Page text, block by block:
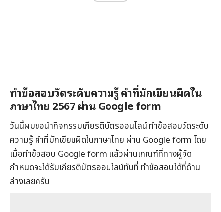
ทำข้อสอบวัดระดับความรู้ คำที่มักเขียนผิดใน
ภาษาไทย 2567 ผ่าน Google form
วันนี้ผมขอนำกิจกรรมเกียรติบัตรออนไลน์ ทำข้อสอบวัดระดับ
ความรู้ คำที่มักเขียนผิดในภาษาไทย ผ่าน Google form โดย
เมื่อทำข้อสอบ Google form แล้วผ่านเกณฑ์ที่ทางผู้จัด
กำหนดจะได้รับเกียรติบัตรออนไลน์ทันที่ ทำข้อสอบได้ที่ด้าน
ล่างเลยครับ